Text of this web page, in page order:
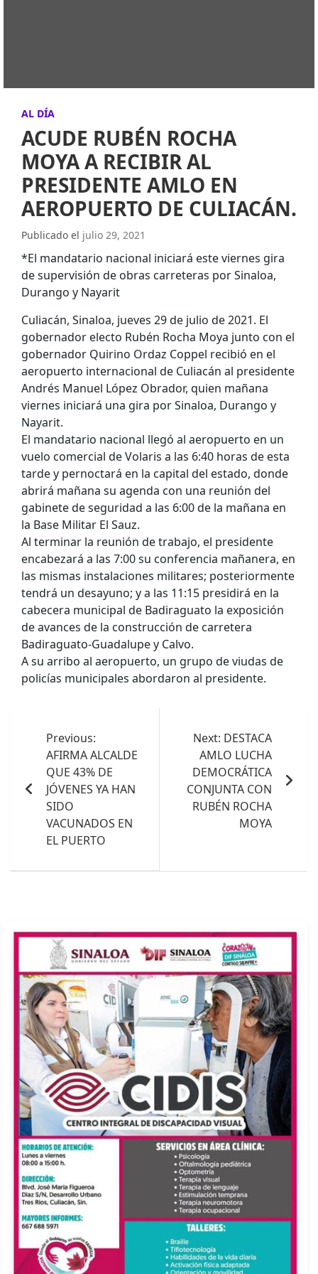
AL DÍA
ACUDE RUBÉN ROCHA
MOYA A RECIBIR AL
PRESIDENTE AMLO EN
AEROPUERTO DE CULIACÁN.
Publicado el julio 29, 2021
*El mandatario nacional iniciará este viernes gira
de supervisión de obras carreteras por Sinaloa,
Durango y Nayarit
Culiacán, Sinaloa, jueves 29 de julio de 2021. El
gobernador electo Rubén Rocha Moya junto con el
gobernador Quirino Ordaz Coppel recibió en el
aeropuerto internacional de Culiacán al presidente
Andrés Manuel López Obrador, quien mañana
viernes iniciará una gira por Sinaloa, Durango y
Nayarit.
El mandatario nacional llegó al aeropuerto en un
vuelo comercial de Volaris a las 6:40 horas de esta
tarde y pernoctará en la capital del estado, donde
abrirá mañana su agenda con una reunión del
gabinete de seguridad a las 6:00 de la mañana en
la Base Militar El Sauz.
Al terminar la reunión de trabajo, el presidente
encabezará a las 7:00 su conferencia mañanera, en
las mismas instalaciones militares; posteriormente
tendrá un desayuno; y a las 11:15 presidirá en la
cabecera municipal de Badiraguato la exposición
de avances de la construcción de carretera
Badiraguato-Guadalupe y Calvo.
A su arribo al aeropuerto, un grupo de viudas de
policías municipales abordaron al presidente.
entradas
Previous:
AFIRMA ALCALDE
QUE 43% DE
JÓVENES YA HAN
SIDO
VACUNADOS EN
EL PUERTO
Next: DESTACA
AMLO LUCHA
DEMOCRÁTICA
CONJUNTA CON
RUBÉN ROCHA
MOYA